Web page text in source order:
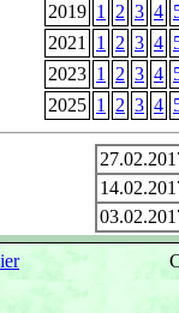
2019 1 2 3 4
2021
1 2 3 4
2023 1 2 3 4
2025 1 2 3 4